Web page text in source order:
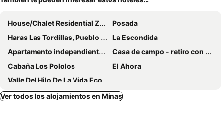
House/Chalet Residential Zone
Posada
Haras Las Tordillas, Pueblo Edén
La Escondida
Apartamento independiente en el centro
Casa de campo - retiro con encanto en las sierras
Cabaña Los Pololos
El Ahora
Valle Del Hilo De La Vida Eco Lodge
Ver todos los alojamientos en Minas